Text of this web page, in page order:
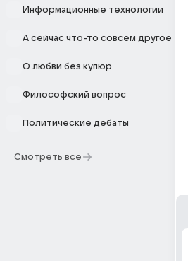
Информационные технологии
А сейчас что-то совсем другое
О любви без купюр
Философский вопрос
Политические дебаты
Смотреть все